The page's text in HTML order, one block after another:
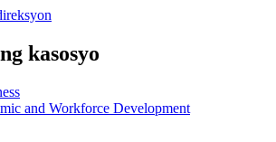
kasosyo
and Workforce Development